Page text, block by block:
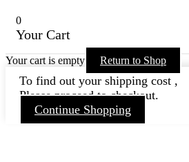
0
Your Cart
Your cart is empty Return to Shop
To find out your shipping cost ,
Please proceed to checkout.
Continue Shopping